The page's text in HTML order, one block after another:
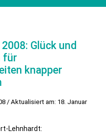
Glück und
für
knapper
/ Aktualisiert am: 18. Januar
Lehnhardt: